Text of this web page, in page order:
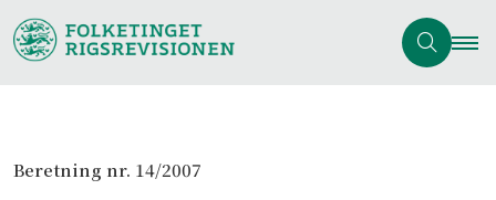
Beretning nr. 14/2007